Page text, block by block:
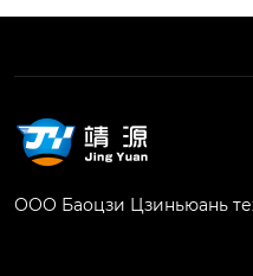
ООО Баоцзи Цзиньюань